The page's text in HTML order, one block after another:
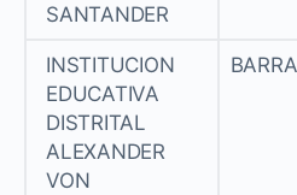
SANTANDER
INSTITUCION
EDUCATIVA
DISTRITAL
ALEXANDER
VON